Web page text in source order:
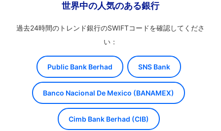
世界中の人気のある銀行
過去24時間のトレンド銀行のSWIFTコードを確認してくださ
い：
Public Bank Berhad SNS Bank
Banco Nacional De Mexico (BANAMEX)
Cimb Bank Berhad (CIB)